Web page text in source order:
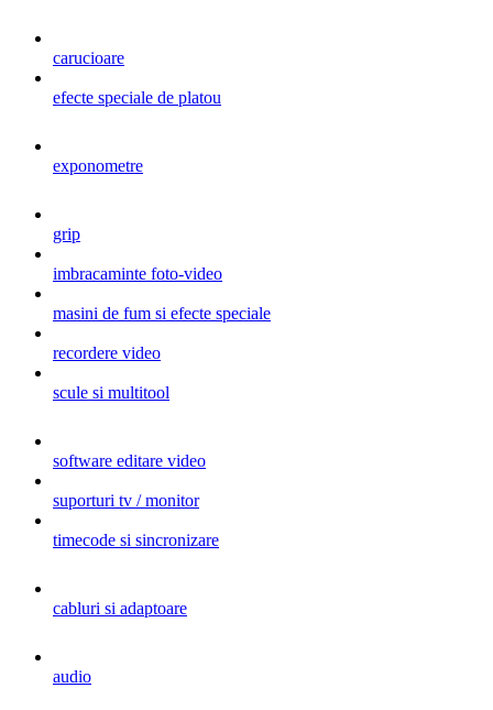
carucioare
efecte speciale de platou
exponometre
grip
imbracaminte foto-video
masini de fum si efecte speciale
recordere video
scule si multitool
software editare video
suporturi tv / monitor
timecode si sincronizare
cabluri si adaptoare
audio